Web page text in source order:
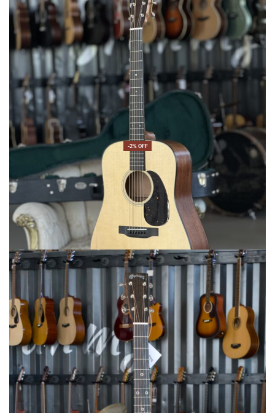
8099,00€7800,00€
-2% OFF
Martin&Co
MARTIN D-18 Satin
2860,00€2799,00